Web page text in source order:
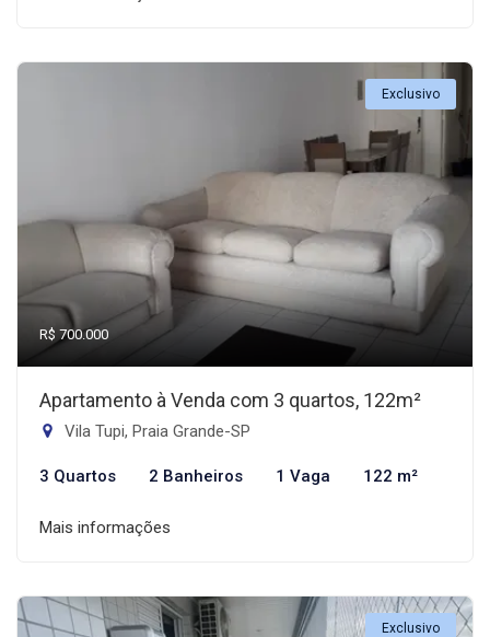
Exclusivo
R$ 700.000
Apartamento à Venda com 3 quartos, 122m²
Vila Tupi, Praia Grande-SP
3 Quartos 2 Banheiros 1 Vaga 122 m²
Mais informações
Exclusivo